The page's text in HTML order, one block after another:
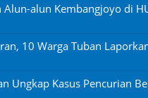
Alun-alun Kembangjoyo di
10 Warga Tuban
Ungkap Kasus Pencurian